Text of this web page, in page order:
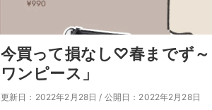
今買って損なし♡春までず～
ワンピース」
更新日：2022年2月28日 / 公開日：2022年2月28日